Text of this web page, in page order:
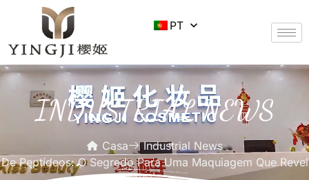
PT
INDUSTRIAL NEWS
Casa
Industrial News
Peptídeos: O Segredo Para Uma Maquiagem Que